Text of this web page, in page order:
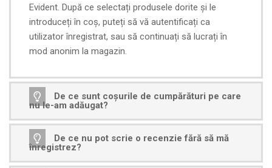
Evident. După ce selectați produsele dorite și le
introduceți în coș, puteți să vă autentificați ca
utilizator înregistrat, sau să continuați să lucrați în
mod anonim la magazin.
De ce sunt coșurile de cumpărături pe care
nu le-am adăugat?
De ce nu pot scrie o recenzie fără să mă
înregistrez?